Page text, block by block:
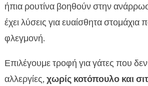
ήπια ρουτίνα βοηθούν στην
έχει λύσεις για ευαίσθητα στομάχια
φλεγμονή.
Επιλέγουμε τροφή για γάτες που
αλλεργίες, χωρίς κοτόπουλο και